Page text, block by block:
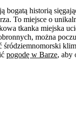
bogatą historią
To miejsce o
tkanka miejska
można
pogodę w Barze, aby